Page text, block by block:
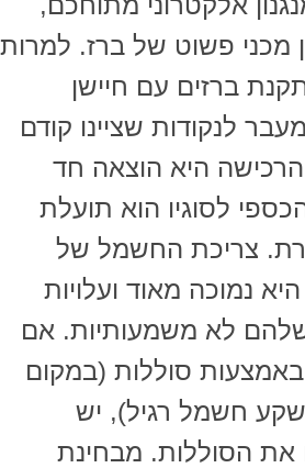
מכני פשוט של ברז. למרות
ברזים עם חיישן
לנקודות שציינו קודם
היא הוצאה חד
לסוגיו הוא תועלת
צריכת החשמל של
נמוכה מאוד ועלויות
לא משמעותיות. אם
סוללות (במקום
חשמל רגיל), יש
הסוללות. מבחינת